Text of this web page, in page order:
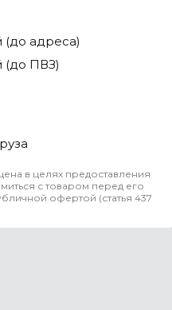
(до адреса)
(до ПВЗ)
в целях предоставления
с товаром перед его
офертой (статья 437